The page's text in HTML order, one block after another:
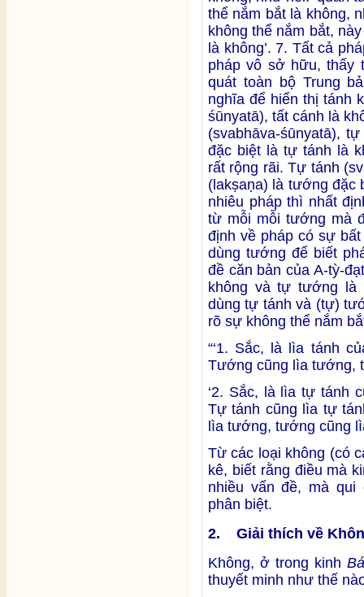
thể nắm bắt là không,
không thể nắm bắt,
là không’. 7. Tất cả
pháp vô sở hữu, thấy
quát toàn bộ Trung
nghĩa để hiển thị tánh
śūnyatā), tất cánh là
(svabhāva-śūnyatā),
đặc biệt là tự tánh là
rất rộng rãi. Tự tánh
(lakṣaṇa) là tướng đặc
nhiêu pháp thì nhất
từ mỗi mỗi tướng mà
định về pháp có sự
dùng tướng để biết
đề căn bản của A-tỳ-
không và tự tướng là
dùng tự tánh và (tự)
rõ sự không thể nắm
“‘1. Sắc, là lìa tánh
Tướng cũng lìa tướng,
‘2. Sắc, là lìa tự tánh
Tự tánh cũng lìa tự
lìa tướng, tướng cũng
Từ các loại không (có
kê, biết rằng điều mà
nhiều vấn đề, mà
phân biệt.
2. Giải thích về
Không, ở trong kinh
thuyết minh như thế